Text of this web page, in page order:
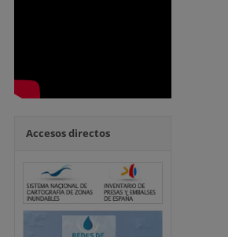
Accesos directos